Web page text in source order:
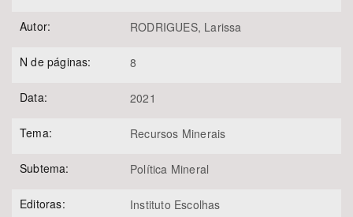
Autor: RODRIGUES, Larissa
N de páginas: 8
Data: 2021
Tema: Recursos Minerais
Subtema: Política Mineral
Editoras: Instituto Escolhas